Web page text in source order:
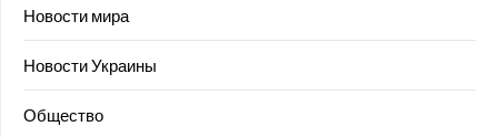
Новости мира
Новости Украины
Общество